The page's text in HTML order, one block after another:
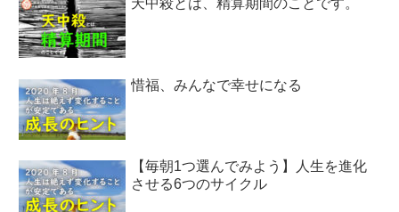
天中殺とは、精算期間のことです。
惜福、みんなで幸せになる
【毎朝1つ選んでみよう】人生を進化
させる6つのサイクル